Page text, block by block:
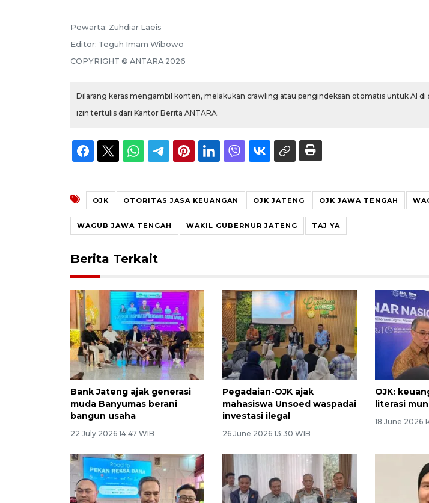
Pewarta: Zuhdiar Laeis
Editor: Teguh Imam Wibowo
COPYRIGHT © ANTARA 2026
Dilarang keras mengambil konten, melakukan crawling atau pengindeksan otomatis untuk AI di
izin tertulis dari Kantor Berita ANTARA.
OJK OTORITAS JASA KEUANGAN OJK JATENG OJK JAWA TENGAH
WAGUB JAWA TENGAH WAKIL GUBERNUR JATENG TAJ YA
Berita Terkait
Bank Jateng ajak generasi
muda Banyumas berani
bangun usaha
22 July 2026 14:47 WIB
Pegadaian-OJK ajak
mahasiswa Unsoed waspadai
investasi ilegal
26 June 2026 13:30 WIB
OJK:
literasi
18 June 2026